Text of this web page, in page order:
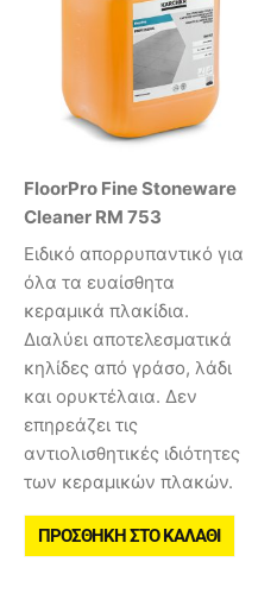
FloorPro Fine Stoneware
Cleaner RM 753
Ειδικό απορρυπαντικό για
όλα τα ευαίσθητα
κεραμικά πλακίδια.
Διαλύει αποτελεσματικά
κηλίδες από γράσο, λάδι
και ορυκτέλαια. Δεν
επηρεάζει τις
αντιολισθητικές ιδιότητες
των κεραμικών πλακών.
ΠΡΟΣΘΉΚΗ ΣΤΟ ΚΑΛΆΘΙ